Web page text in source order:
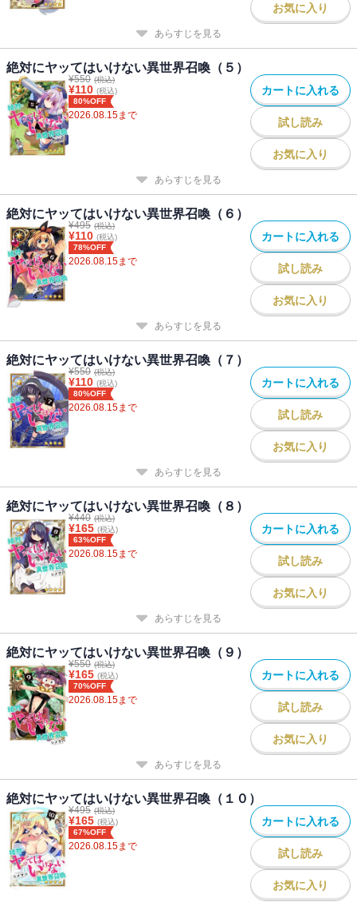
お気に入り
あらすじを見る
絶対にヤッてはいけない異世界召喚（５）
¥550 (税込)
¥110 (税込)
80%OFF
2026.08.15まで
カートに入れる
試し読み
お気に入り
あらすじを見る
絶対にヤッてはいけない異世界召喚（６）
¥495 (税込)
¥110 (税込)
78%OFF
2026.08.15まで
カートに入れる
試し読み
お気に入り
あらすじを見る
絶対にヤッてはいけない異世界召喚（７）
¥550 (税込)
¥110 (税込)
80%OFF
2026.08.15まで
カートに入れる
試し読み
お気に入り
あらすじを見る
絶対にヤッてはいけない異世界召喚（８）
¥440 (税込)
¥165 (税込)
63%OFF
2026.08.15まで
カートに入れる
試し読み
お気に入り
あらすじを見る
絶対にヤッてはいけない異世界召喚（９）
¥550 (税込)
¥165 (税込)
70%OFF
2026.08.15まで
カートに入れる
試し読み
お気に入り
あらすじを見る
絶対にヤッてはいけない異世界召喚（１０）
¥495 (税込)
¥165 (税込)
67%OFF
2026.08.15まで
カートに入れる
試し読み
お気に入り